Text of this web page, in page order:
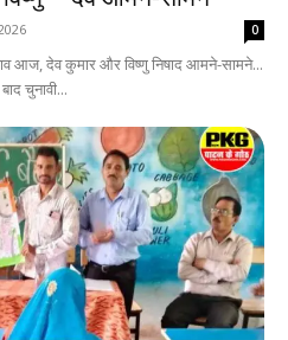
0
आज, देव कुमार और विष्णु निषाद आमने-सामने...
चुनावी...